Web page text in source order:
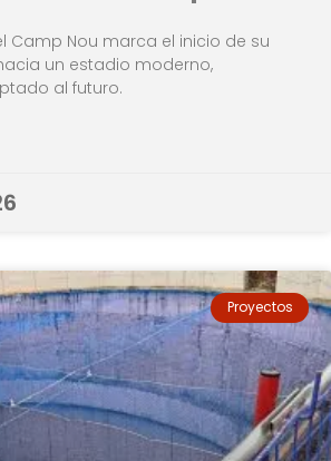
Camp Nou marca el inicio de su
un estadio moderno,
al futuro.
Proyectos